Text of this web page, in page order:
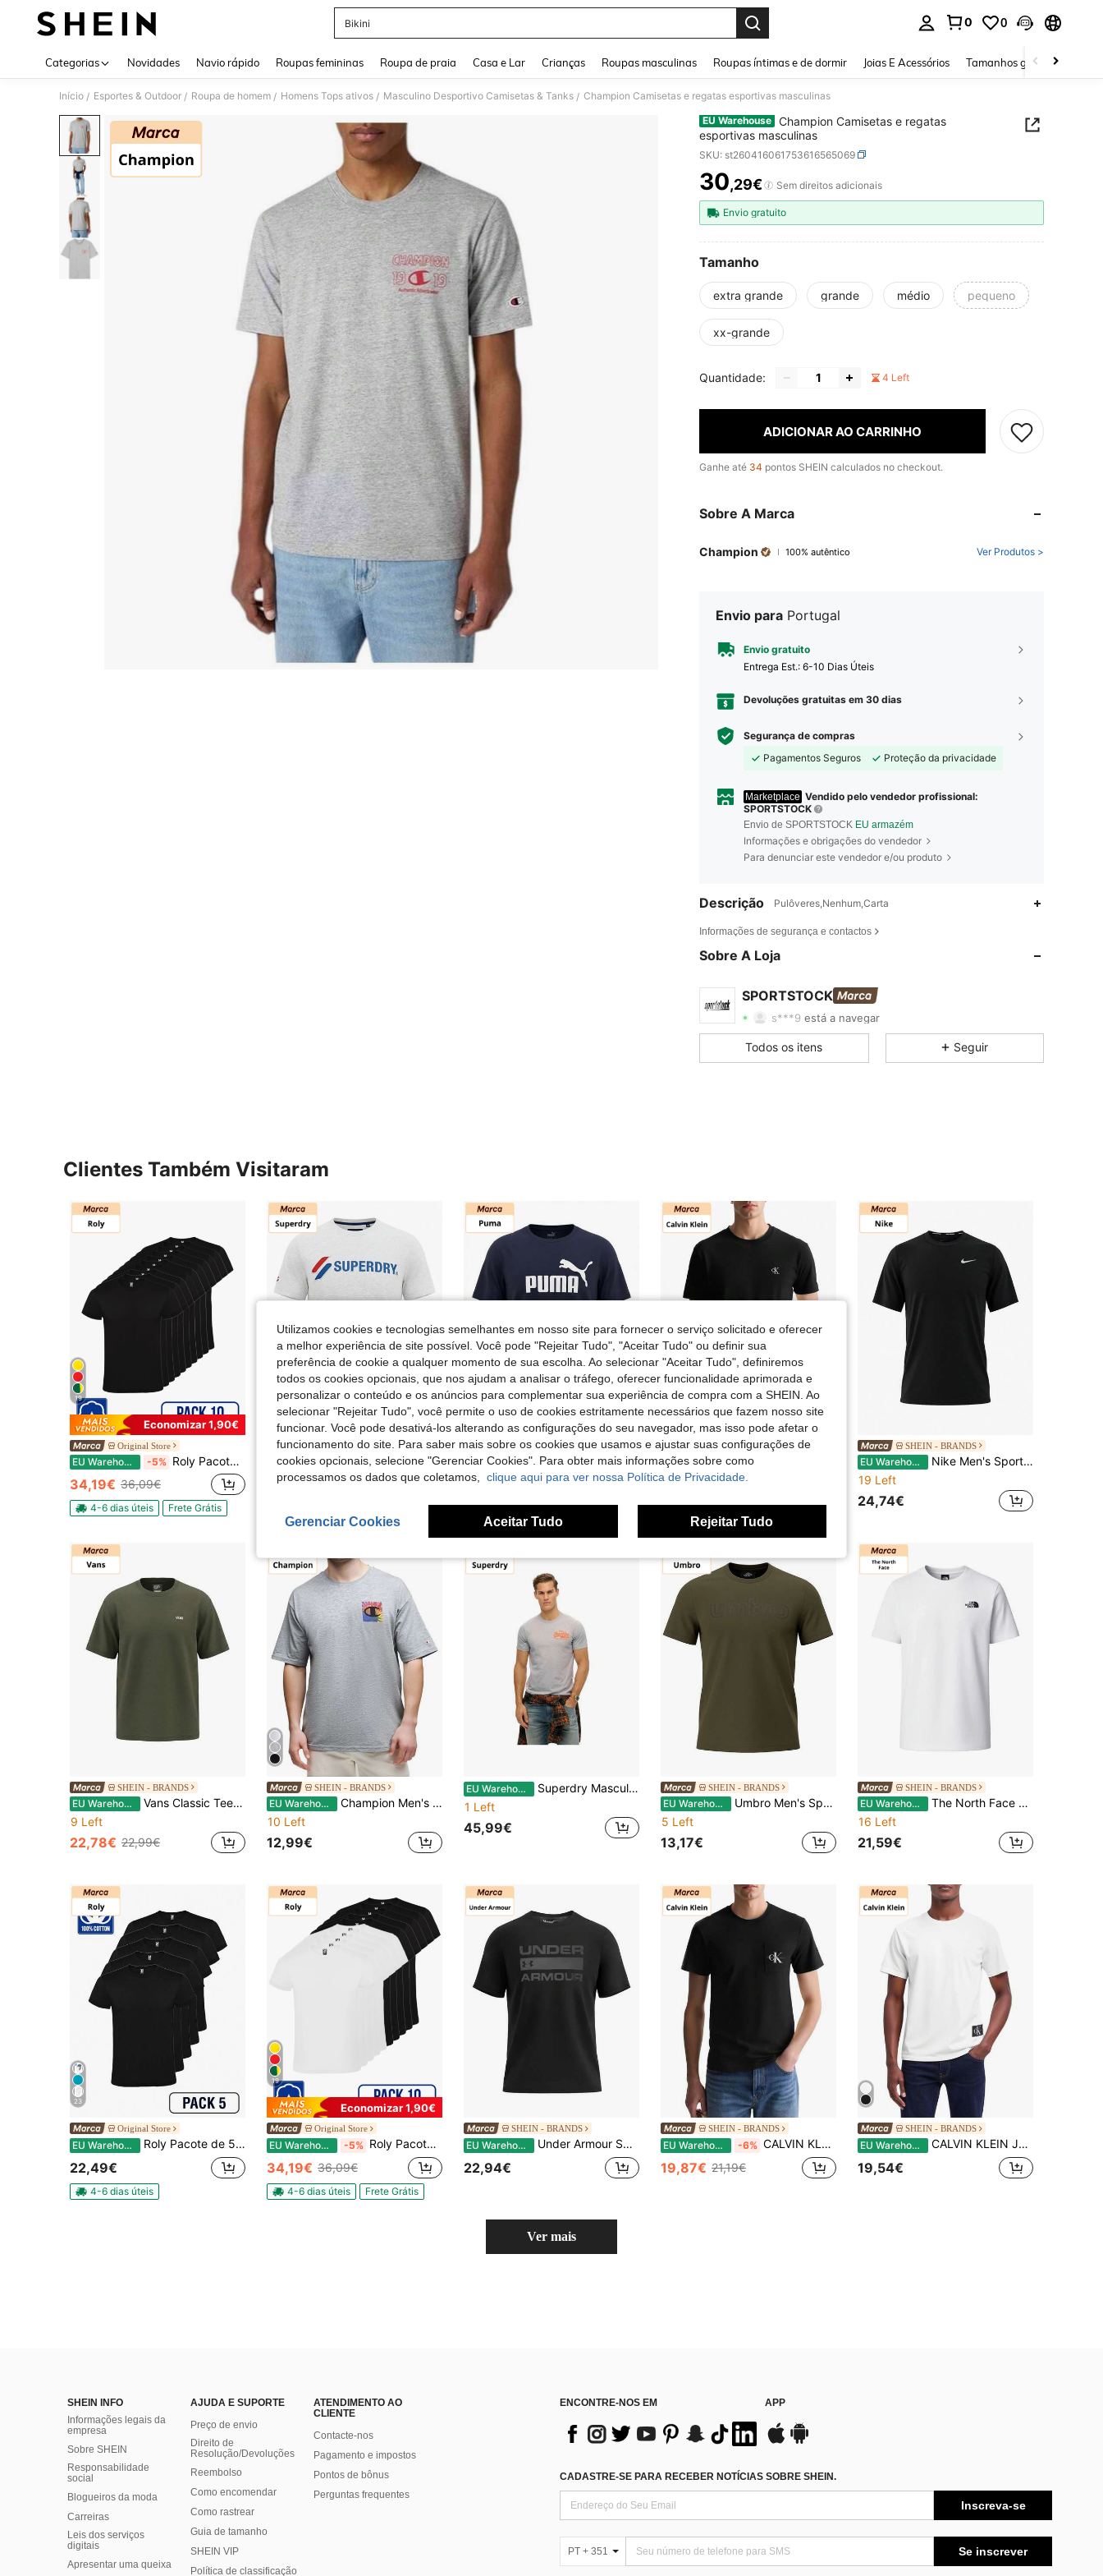
Bikini
0 0
Categorias Novidades Navio rápido Roupas femininas Roupa de praia Casa e Lar Crianças Roupas masculinas Roupas íntimas e de dormir Joias E Acessórios Tamanhos grandes
Início / Esportes & Outdoor / Roupa de homem / Homens Tops ativos / Masculino Desportivo Camisetas & Tanks / Champion Camisetas e regatas esportivas masculinas
EU Warehouse Champion Camisetas e regatas
esportivas masculinas
SKU: st260416061753616565069
PRICE AND AVAILABILITY
30,29€ Sem direitos adicionais
Envio gratuito
Tamanho
extra grande grande médio pequeno
xx-grande
Quantidade: 4 Left
ADICIONAR AO CARRINHO
Ganhe até 34 pontos SHEIN calculados no checkout.
Sobre A Marca
Champion 100% autêntico Ver Produtos >
Envio para Portugal
Envio gratuito
Entrega Est.: 6-10 Dias Úteis
Devoluções gratuitas em 30 dias
Segurança de compras
Pagamentos Seguros
Proteção da privacidade
Marketplace Vendido pelo vendedor profissional:
SPORTSTOCK
Envio de SPORTSTOCK EU armazém
Informações e obrigações do vendedor
Para denunciar este vendedor e/ou produto
Descrição Pulôveres,Nenhum,Carta
Informações de segurança e contactos
Sobre A Loja
SPORTSTOCK
4,65
4,65 2.3K
s***9 está a navegar
4,65 2.3K 140
4,65 140
140
Todos os itens Seguir
Clientes Também Visitaram
19
Economizar 1,90€
Original Store
EU Warehouse -5% Roly Pacote com 10 camisetas de manga curta (envio em até 48 horas) – Tamanhos variados – Cores variadas – 100% algodão, gola dupla, costuras reforçadas, malha tubular – Camiseta básica, camiseta unissex, camiseta econômica. Camisetas de algodão, camisetas lisas, camisetas para o dia a dia.
34,19€ 36,09€
4-6 dias úteis Frete Grátis
SHEIN - BRANDS
EU Warehouse -7% Men's Sports Tees & Tanks Lightweight Easy To Match Moisture-Wicking Travel Daily Weekend Grey M1010971A-54G
40 Left
SHEIN - BRANDS
EU Warehouse -4% Puma Men's Sports Tees & Tanks Easy To Match Moisture-Wicking Breathable Outdoor Training Vacation Blue 682532-16
16 Left
SHEIN - BRANDS
EU Warehouse -5%
22,79€ 24,22€
SHEIN - BRANDS
EU Warehouse
Nike Men's Sports Tees & Tanks Quick-Dry Skin-Friendly Stretchy School Casual Outing Black DV9315-010
19 Left
24,74€
SHEIN - BRANDS
EU Warehouse
Vans Classic Tee Men's Sports Tees & Tanks Classic Fit Quick-Dry Skin-Friendly Sports Outdoor Training Green VR9X-FR1
9 Left
22,78€ 22,99€
SHEIN - BRANDS
EU Warehouse
Champion Men's Sports Tees & Tanks Lightweight Easy To Match Moisture-Wicking School Casual Outing 217232-EM006
10 Left
12,99€
EU Warehouse
Superdry Masculino Desportivo Camisetas & Tanks
1 Left
45,99€
SHEIN - BRANDS
EU Warehouse
Umbro Men's Sports Tees & Tanks Durable Comfortable Versatile Weekend Sports Outdoor Green 66435U-A0D
5 Left
13,17€
SHEIN - BRANDS
EU Warehouse
The North Face Elevation Long-Sleeve Men's Sports Tees & Tanks Easy To Match Moisture-Wicking Breathable Casual Going Out Gym NF0A87NP-FN4
16 Left
21,59€
23
Original Store
EU Warehouse Roly Pacote de 5 camisetas Atomic de manga curta (Entrega em 48 horas) – Vários tamanhos – Várias cores – 100% algodão, gola dupla redonda, costuras reforçadas, tecido tubular, camiseta básica, camiseta unissex, camiseta econômica.
22,49€
4-6 dias úteis
19
Economizar 1,90€
Original Store
EU Warehouse -5% Roly Pacote com 10 camisetas de manga curta (envio em até 48 horas) – Tamanhos variados – Cores variadas – 100% algodão, gola dupla, costuras reforçadas, malha tubular – Camiseta básica, camiseta unissex, camiseta econômica. Camisetas de algodão, camisetas lisas, camisetas para o dia a dia.
34,19€ 36,09€
4-6 dias úteis Frete Grátis
SHEIN - BRANDS
EU Warehouse Under Armour SPORTSTYLE Men's Sports Tees & Tanks Comfortable Versatile Lightweight Home Travel Daily Black 1329582-001
22,94€
SHEIN - BRANDS
EU Warehouse -6% CALVIN KLEIN JEANS Men's Sports Tees & Tanks Versatile Lightweight Easy To Match Sports Outdoor Training Black J30J320936-BEH
19,87€ 21,19€
SHEIN - BRANDS
EU Warehouse CALVIN KLEIN JEANS Men's Sports Tees & Tanks Versatile Lightweight Easy To Match Weekend Sports Outdoor White J30J323482-YAF
19,54€
Ver mais
SHEIN INFO
Informações legais da
empresa
Sobre SHEIN
Responsabilidade
social
Blogueiros da moda
Carreiras
Leis dos serviços
digitais
Apresentar uma queixa
AJUDA E SUPORTE
Preço de envio
Direito de
Resolução/Devoluções
Reembolso
Como encomendar
Como rastrear
Guia de tamanho
SHEIN VIP
Política de classificação
ATENDIMENTO AO
CLIENTE
Contacte-nos
Pagamento e impostos
Pontos de bônus
Perguntas frequentes
ENCONTRE-NOS EM APP
CADASTRE-SE PARA RECEBER NOTÍCIAS SOBRE SHEIN.
Inscreva-se
PT + 351 Se inscrever
Utilizamos cookies e tecnologias semelhantes em nosso site para fornecer o serviço solicitado e oferecer
a melhor experiência de site possível. Você pode "Rejeitar Tudo", "Aceitar Tudo" ou definir sua
preferência de cookie a qualquer momento de sua escolha. Ao selecionar "Aceitar Tudo", definiremos
todos os cookies opcionais, que nos ajudam a analisar o tráfego, oferecer funcionalidade aprimorada e
personalizar o conteúdo e os anúncios para complementar sua experiência de compra com a SHEIN. Ao
selecionar "Rejeitar Tudo", você permite o uso de cookies estritamente necessários que fazem nosso site
funcionar. Você pode desativá-los alterando as configurações do seu navegador, mas isso pode afetar o
funcionamento do site. Para saber mais sobre os cookies que usamos e ajustar suas configurações de
cookies opcionais, selecione "Gerenciar Cookies". Para obter mais informações sobre como
processamos os dados que coletamos, clique aqui para ver nossa Política de Privacidade.
Gerenciar Cookies Aceitar Tudo Rejeitar Tudo